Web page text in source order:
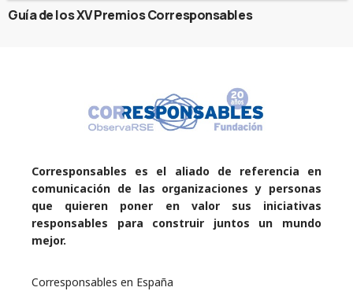
Guía de los XV Premios Corresponsables
Corresponsables es el aliado de referencia en
comunicación de las organizaciones y personas
que quieren poner en valor sus iniciativas
responsables para construir juntos un mundo
mejor.
Corresponsables en España